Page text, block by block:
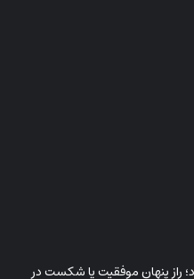
می‌شود؛ راز پنهان موفقیت یا شکست در